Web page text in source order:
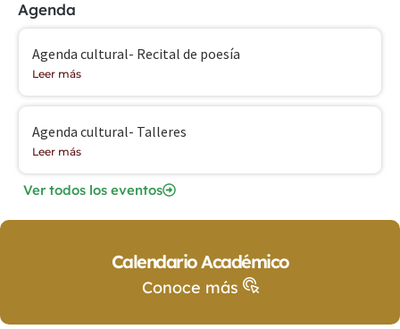
Agenda
Agenda cultural- Recital de poesía
Leer más
Agenda cultural- Talleres
Leer más
Ver todos los eventos
Calendario Académico
Conoce más